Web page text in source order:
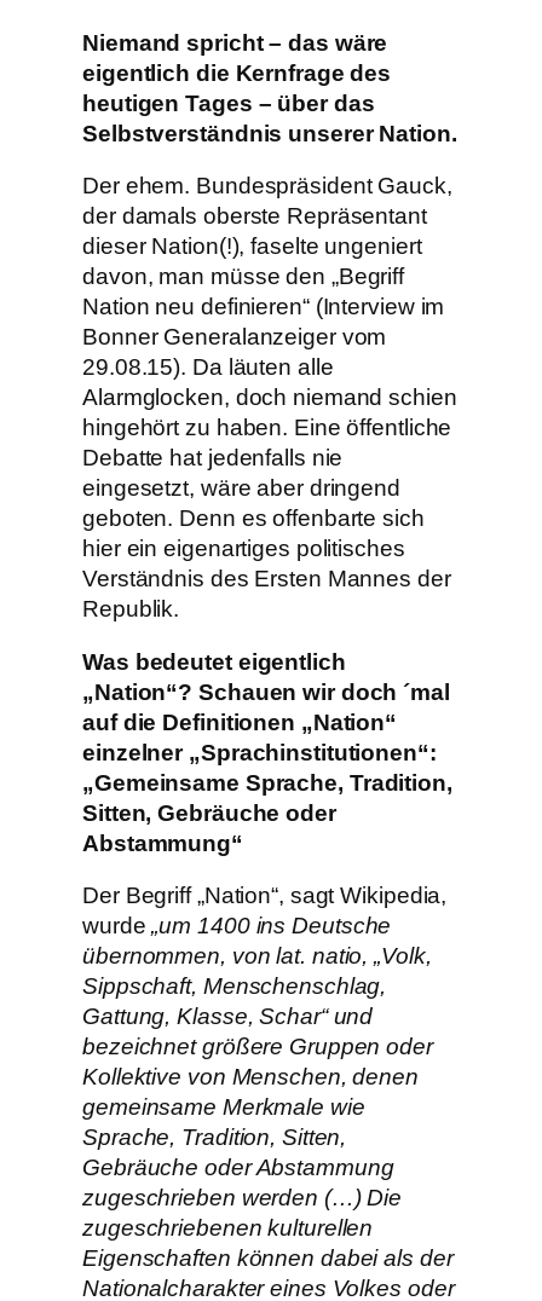
Niemand spricht – das wäre
eigentlich die Kernfrage des
heutigen Tages – über das
Selbstverständnis unserer Nation.
Der ehem. Bundespräsident Gauck,
der damals oberste Repräsentant
dieser Nation(!), faselte ungeniert
davon, man müsse den „Begriff
Nation neu definieren“ (Interview im
Bonner Generalanzeiger vom
29.08.15). Da läuten alle
Alarmglocken, doch niemand schien
hingehört zu haben. Eine öffentliche
Debatte hat jedenfalls nie
eingesetzt, wäre aber dringend
geboten. Denn es offenbarte sich
hier ein eigenartiges politisches
Verständnis des Ersten Mannes der
Republik.
Was bedeutet eigentlich
„Nation“? Schauen wir doch ´mal
auf die Definitionen „Nation“
einzelner „Sprachinstitutionen“:
„Gemeinsame Sprache, Tradition,
Sitten, Gebräuche oder
Abstammung“
Der Begriff „Nation“, sagt Wikipedia,
wurde„um 1400 ins Deutsche
übernommen, von lat. natio, „Volk,
Sippschaft, Menschenschlag,
Gattung, Klasse, Schar“ und
bezeichnet größere Gruppen oder
Kollektive von Menschen, denen
gemeinsame Merkmale wie
Sprache, Tradition, Sitten,
Gebräuche oder Abstammung
zugeschrieben werden (…) Die
zugeschriebenen kulturellen
Eigenschaften können dabei als der
Nationalcharakter eines Volkes oder